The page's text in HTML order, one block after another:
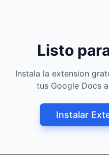
Listo
Instala la extension
tus Google Docs
Instalar